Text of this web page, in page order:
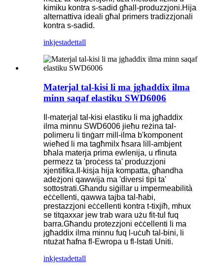
kimiku kontra s-sadid għall-produzzjoni.Hija
alternattiva ideali għal primers tradizzjonali
kontra s-sadid.
inkjestadettall
Materjal tal-kisi li ma jgħaddix ilma
minn saqaf elastiku SWD6006
Il-materjal tal-kisi elastiku li ma jgħaddix
ilma minnu SWD6006 jieħu reżina tal-
polimeru li tinġarr mill-ilma b'komponent
wieħed li ma tagħmilx ħsara lill-ambjent
bħala materja prima ewlenija, u rfinuta
permezz ta 'proċess ta' produzzjoni
xjentifika.Il-kisja hija kompatta, għandha
adeżjoni qawwija ma 'diversi tipi ta'
sottostrati.Għandu siġillar u impermeabilità
eċċellenti, qawwa tajba tal-ħabi,
prestazzjoni eċċellenti kontra t-tixjiħ, mhux
se titqaxxar jew trab wara użu fit-tul fuq
barra.Għandu protezzjoni eċċellenti li ma
jgħaddix ilma minnu fuq l-uċuħ tal-bini, li
ntużat ħafna fl-Ewropa u fl-Istati Uniti.
inkjestadettall